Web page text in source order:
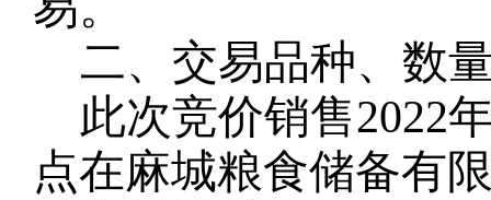
二、交易品种、数
此次竞价销售2022
点在麻城粮食储备有